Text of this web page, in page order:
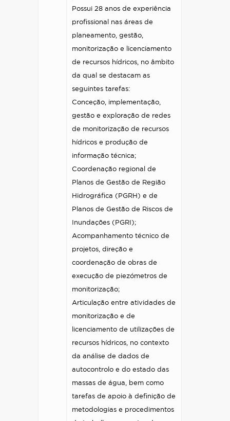
Possui 28 anos de experiência
profissional nas áreas de
planeamento, gestão,
monitorização e licenciamento
de recursos hídricos, no âmbito
da qual se destacam as
seguintes tarefas:
Conceção, implementação,
gestão e exploração de redes
de monitorização de recursos
hídricos e produção de
informação técnica;
Coordenação regional de
Planos de Gestão de Região
Hidrográfica (PGRH) e de
Planos de Gestão de Riscos de
Inundações (PGRI);
Acompanhamento técnico de
projetos, direção e
coordenação de obras de
execução de piezómetros de
monitorização;
Articulação entre atividades de
monitorização e de
licenciamento de utilizações de
recursos hídricos, no contexto
da análise de dados de
autocontrolo e do estado das
massas de água, bem como
tarefas de apoio à definição de
metodologias e procedimentos